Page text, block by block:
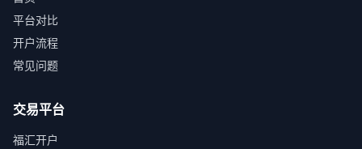
平台对比
开户流程
常见问题
交易平台
福汇开户